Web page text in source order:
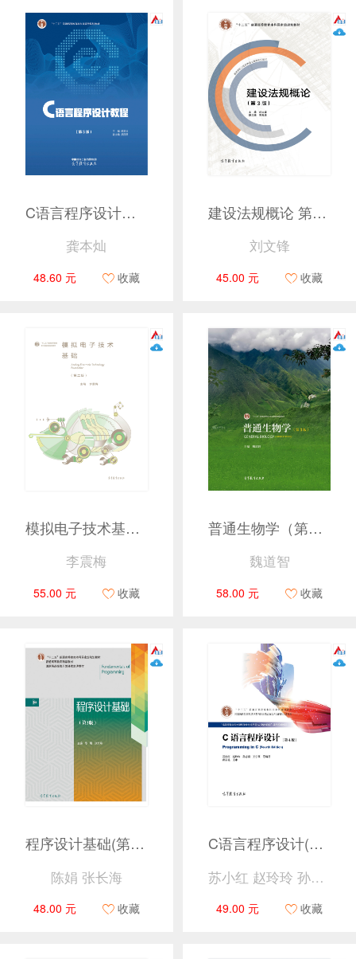
C语言程序设计教程（第3版）
龚本灿
48.60 元 收藏
建设法规概论 第三版
刘文锋
45.00 元 收藏
模拟电子技术基础（第二版）
李震梅
55.00 元 收藏
普通生物学（第3版）
魏道智
58.00 元 收藏
程序设计基础(第3版)
陈娟 张长海
48.00 元 收藏
C语言程序设计(第4版)
苏小红 赵玲玲 孙志岗 王宇颖 等
49.00 元 收藏